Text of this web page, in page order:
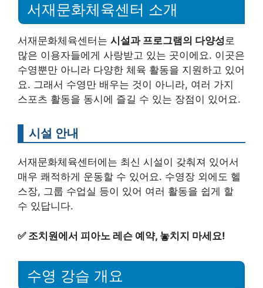
서재문화체육센터 소개
서재문화체육센터는 시설과 프로그램의 다양성로
많은 이용자들에게 사랑받고 있는 곳이에요. 이곳은
수영뿐만 아니라 다양한 체육 활동을 지원하고 있어
요. 그래서 수영만 배우는 것이 아니라, 여러 가지
스포츠 활동을 동시에 즐길 수 있는 장점이 있어요.
시설 안내
서재문화체육센터에는 최신 시설이 갖춰져 있어서
매우 쾌적하게 운동할 수 있어요. 수영장 외에도 헬
스장, 그룹 수업실 등이 있어 여러 활동을 쉽게 할
수 있답니다.
✅ 조치원에서 피아노 레슨 예약, 놓치지 마세요!
수영 강습 개요